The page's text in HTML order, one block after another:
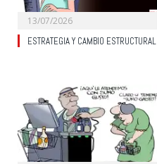
13/07/2026
ESTRATEGIA Y CAMBIO ESTRUCTURAL